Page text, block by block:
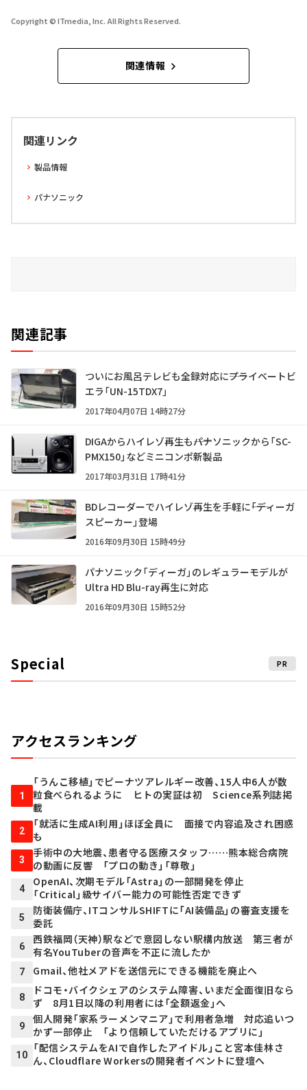
Copyright © ITmedia, Inc. All Rights Reserved.
関連情報
関連リンク
製品情報
パナソニック
関連記事
ついにお風呂テレビも全録対応に――プライベートビ
エラ「UN-15TDX7」
2017年04月07日 14時27分
DIGAからハイレゾ再生も――パナソニックから「SC-
PMX150」などミニコンポ新製品
2017年03月31日 17時41分
BDレコーダーでハイレゾ再生を手軽に――「ディーガ
スピーカー」登場
2016年09月30日 15時49分
パナソニック「ディーガ」のレギュラーモデルが
Ultra HD Blu-ray再生に対応
2016年09月30日 15時52分
Special PR
アクセスランキング
1
「うんこ移植」でピーナツアレルギー改善、15人中6人が数
粒食べられるように ヒトの実証は初 Science系列誌掲
載
2
「就活に生成AI利用」ほぼ全員に 面接で内容追及され困惑
も
3
手術中の大地震、患者守る医療スタッフ……熊本総合病院
の動画に反響 「プロの動き」「尊敬」
4
OpenAI、次期モデル「Astra」の一部開発を停止
「Critical」級サイバー能力の可能性否定できず
5
防衛装備庁、ITコンサルSHIFTに「AI装備品」の審査支援を
委託
6
西鉄福岡（天神）駅などで意図しない駅構内放送 第三者が
有名YouTuberの音声を不正に流したか
7 Gmail、他社メアドを送信元にできる機能を廃止へ
8
ドコモ・バイクシェアのシステム障害、いまだ全面復旧なら
ず 8月1日以降の利用者には「全額返金」へ
9
個人開発「家系ラーメンマニア」で利用者急増 対応追いつ
かず一部停止 「より信頼していただけるアプリに」
10
「配信システムをAIで自作したアイドル」こと宮本佳林さ
ん、Cloudflare Workersの開発者イベントに登壇へ